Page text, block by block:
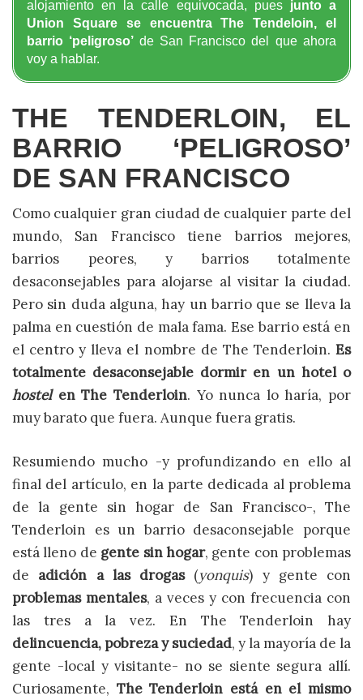
alojamiento en la calle equivocada, pues junto a
Union Square se encuentra The Tendeloin, el
barrio ‘peligroso’ de San Francisco del que ahora
voy a hablar.
THE TENDERLOIN, EL
BARRIO ‘PELIGROSO’
DE SAN FRANCISCO
Como cualquier gran ciudad de cualquier parte del
mundo, San Francisco tiene barrios mejores,
barrios peores, y barrios totalmente
desaconsejables para alojarse al visitar la ciudad.
Pero sin duda alguna, hay un barrio que se lleva la
palma en cuestión de mala fama. Ese barrio está en
el centro y lleva el nombre de The Tenderloin. Es
totalmente desaconsejable dormir en un hotel o
hostelen The Tenderloin. Yo nunca lo haría, por
muy barato que fuera. Aunque fuera gratis.
Resumiendo mucho -y profundizando en ello al
final del artículo, en la parte dedicada al problema
de la gente sin hogar de San Francisco-, The
Tenderloin es un barrio desaconsejable porque
está lleno de gente sin hogar, gente con problemas
de adición a las drogas(yonquis) y gente con
problemas mentales, a veces y con frecuencia con
las tres a la vez. En The Tenderloin hay
delincuencia, pobreza y suciedad, y la mayoría de la
gente -local y visitante- no se siente segura allí.
Curiosamente, The Tenderloin está en el mismo